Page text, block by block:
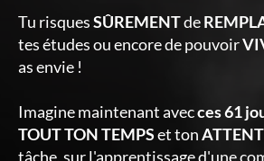
Tu risquesSÛREMENTde
tes études ou encore de pouvoir
as envie !
Imagine maintenant avecces 61
TOUT TON TEMPSet ton
tâche, sur l'apprentissage d'une